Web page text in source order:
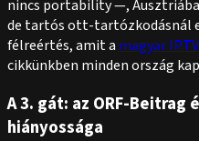
nincs portability —,
de tartós ott-tartózkodásnál
félreértés, amit a magyar
cikkünkben minden ország
A 3. gát: az ORF-Beitrag
hiányossága